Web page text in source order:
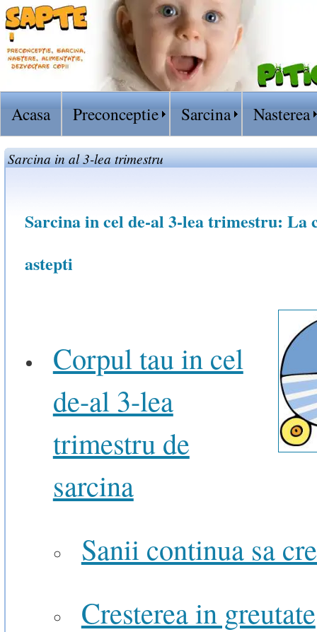
Acasa Preconceptie Sarcina Nasterea
Sarcina in al 3-lea trimestru
Sarcina in cel de-al 3-lea trimestru: La
astepti
Corpul tau in cel
de-al 3-lea
trimestru de
sarcina
Sanii continua sa
Cresterea in greutate